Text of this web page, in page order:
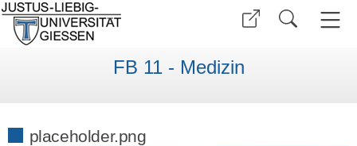
FB 11 - Medizin
placeholder.png